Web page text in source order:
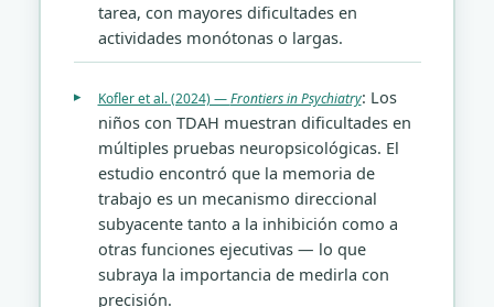
tarea, con mayores dificultades en
actividades monótonas o largas.
Kofler et al. (2024) —Frontiers in Psychiatry: Los
niños con TDAH muestran dificultades en
múltiples pruebas neuropsicológicas. El
estudio encontró que la memoria de
trabajo es un mecanismo direccional
subyacente tanto a la inhibición como a
otras funciones ejecutivas — lo que
subraya la importancia de medirla con
precisión.